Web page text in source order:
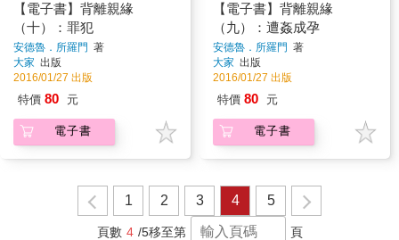
【電子書】背離親緣
（十）：罪犯
安德魯．所羅門 著
大家 出版
2016/01/27 出版
特價 80 元
電子書
【電子書】背離親緣
（九）：遭姦成孕
安德魯．所羅門 著
大家 出版
2016/01/27 出版
特價 80 元
電子書
1 2 3 4 5
頁數 4 /5移至第 頁